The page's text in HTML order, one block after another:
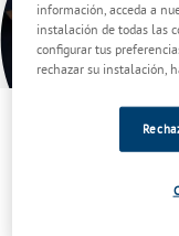
profesional
información, acceda a
instalación de todas las
configurar tus
rechazar su instalación,